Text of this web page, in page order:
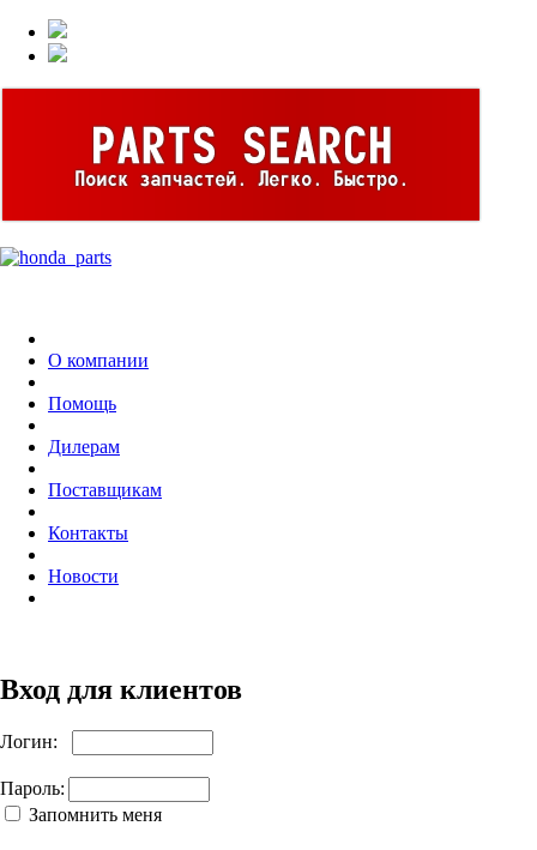
О компании
Помощь
Дилерам
Поставщикам
Контакты
Новости
Вход для клиентов
Логин:
Пароль:
Запомнить меня